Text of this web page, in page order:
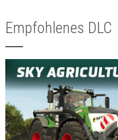
Empfohlenes DLC